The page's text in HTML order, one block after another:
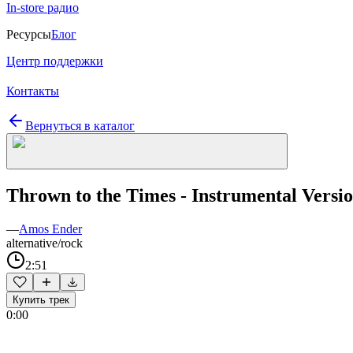
In-store радио
РесурсыБлог
Центр поддержки
Контакты
Вернуться в каталог
Thrown to the Times - Instrumental
—Amos Ender
alternative/rock
2:51
Купить трек
0:00